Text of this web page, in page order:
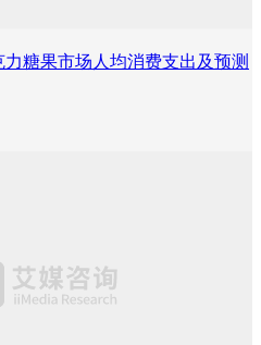
力糖果市场人均消费支出及预测